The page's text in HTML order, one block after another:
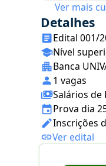
Ver mais
Detalhes
Edital 001/
Nível
Banca
1 vagas
Salários de
Prova dia
Inscrições
Ver edital